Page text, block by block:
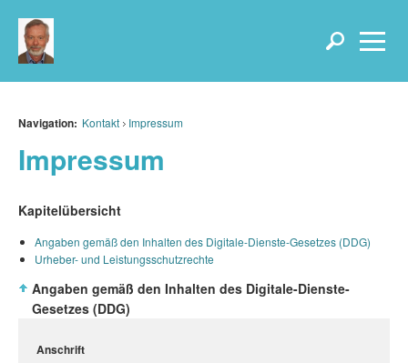
Navigation: Kontakt Impressum
Impressum
Kapitelübersicht
Angaben gemäß den Inhalten des Digitale-Dienste-Gesetzes (DDG)
Urheber- und Leistungsschutzrechte
Angaben gemäß den Inhalten des Digitale-Dienste-
Gesetzes (DDG)
Anschrift